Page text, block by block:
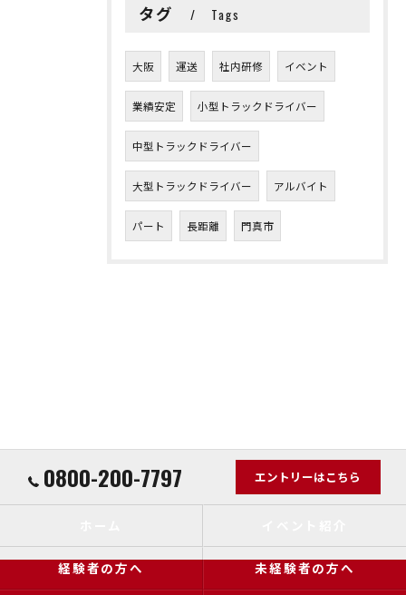
タグ Tags
大阪 運送 社内研修 イベント
業績安定 小型トラックドライバー
中型トラックドライバー
大型トラックドライバー アルバイト
パート 長距離 門真市
0800-200-7797 エントリーはこちら
経験者の方へ 未経験者の方へ